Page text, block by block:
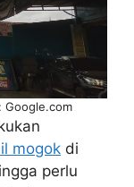
Google.com
mogok di
perlu